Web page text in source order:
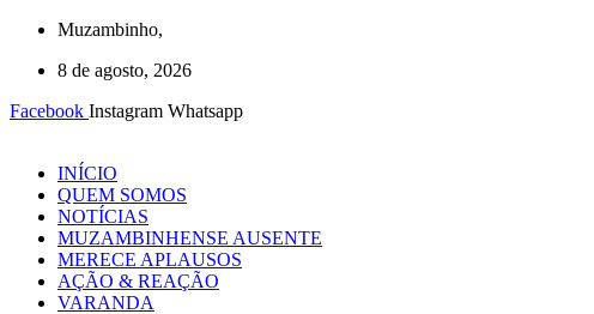
Muzambinho,
8 de agosto, 2026
Facebook Instagram Whatsapp
INÍCIO
QUEM SOMOS
NOTÍCIAS
MUZAMBINHENSE AUSENTE
MERECE APLAUSOS
AÇÃO & REAÇÃO
VARANDA